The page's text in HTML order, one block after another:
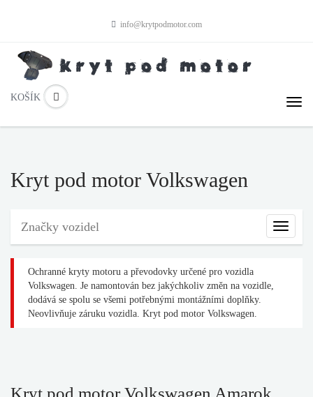
info@krytpodmotor.com
KOŠÍK
Kryt pod motor Volkswagen
Značky
vozidel
Značky vozidel
Ochranné kryty motoru a převodovky určené pro vozidla
Volkswagen. Je namontován bez jakýchkoliv změn na vozidle,
dodává se spolu se všemi potřebnými montážními doplňky.
Neovlivňuje záruku vozidla. Kryt pod motor Volkswagen.
Kryt pod motor Volkswagen Amarok